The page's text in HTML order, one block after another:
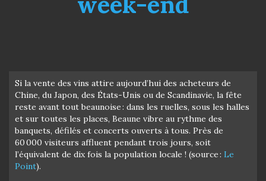
Si la vente des vins attire aujourd’hui des acheteurs de
Chine, du Japon, des États-Unis ou de Scandinavie, la fête
reste avant tout beaunoise : dans les ruelles, sous les halles
et sur toutes les places, Beaune vibre au rythme des
banquets, défilés et concerts ouverts à tous. Près de
60 000 visiteurs affluent pendant trois jours, soit
l’équivalent de dix fois la population locale ! (source : Le
Point).